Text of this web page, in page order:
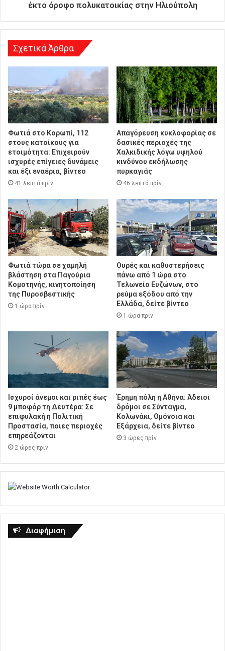
σ
έκτο όροφο πολυκατοικίας στην Ηλιούπολη
Σχετικά Άρθρα
Φωτιά στο Κορωπί, 112
στους κατοίκους για
ετοιμότητα: Επιχειρούν
ισχυρές επίγειες δυνάμεις
και έξι εναέρια, βίντεο
41 λεπτά πρίν
Απαγόρευση κυκλοφορίας σε
δασικές περιοχές της
Χαλκιδικής λόγω υψηλού
κινδύνου εκδήλωσης
πυρκαγιάς
46 λεπτά πρίν
Φωτιά τώρα σε χαμηλή
βλάστηση στα Παγούρια
Κομοτηνής, κινητοποίηση
της Πυροσβεστικής
1 ώρα πρίν
Ουρές και καθυστερήσεις
πάνω από 1 ώρα στο
Τελωνείο Ευζώνων, στο
ρεύμα εξόδου από την
Ελλάδα, δείτε βίντεο
1 ώρα πρίν
Ισχυροί άνεμοι και ριπές έως
9 μποφόρ τη Δευτέρα: Σε
επιφυλακή η Πολιτική
Προστασία, ποιες περιοχές
επηρεάζονται
2 ώρες πρίν
Έρημη πόλη η Αθήνα: Άδειοι
δρόμοι σε Σύνταγμα,
Κολωνάκι, Ομόνοια και
Εξάρχεια, δείτε βίντεο
3 ώρες πρίν
Διαφήμιση